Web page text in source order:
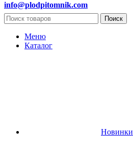
info@plodpitomnik.com
Поиск
Меню
Каталог
Новинки